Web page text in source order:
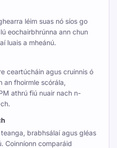
léim suas nó síos go
eochairbhrúnna ann chun
luais a mheánú.
ceartúcháin agus cruinnis ó
an fhoirmle scórála,
athrú fiú nuair nach n-
brabhsálaí agus gléas
Coinníonn comparáid